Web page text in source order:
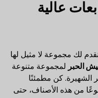
عالية
لك مجموعة لا مثيل لها
الحبر لمجموعة متنوعة
الشهيرة. كن مطمئنًا
من هذه الأصناف، حتى